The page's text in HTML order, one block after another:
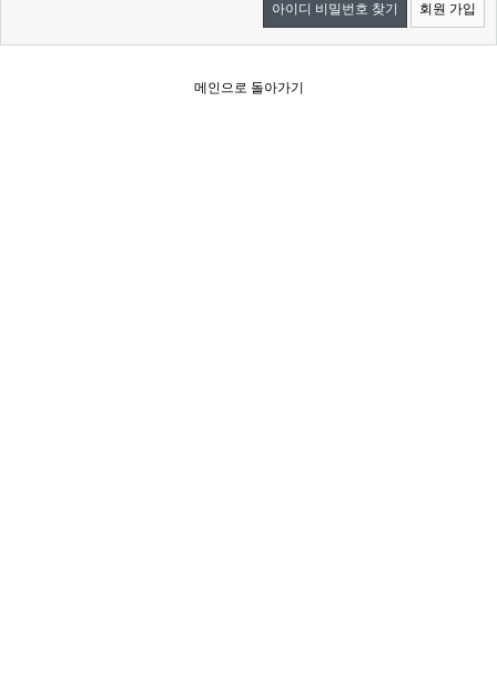
아이디 비밀번호 찾기 회원 가입
메인으로 돌아가기